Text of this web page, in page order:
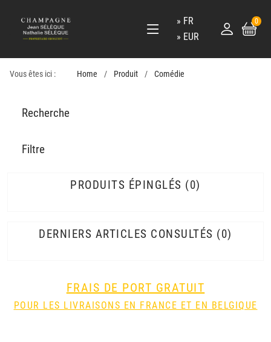
FR
EUR
0
Vous êtes ici : Home Produit Comédie
Recherche
Filtre
PRODUITS ÉPINGLÉS 0
DERNIERS ARTICLES CONSULTÉS 0
FRAIS DE PORT GRATUIT
POUR LES LIVRAISONS EN FRANCE ET EN BELGIQUE